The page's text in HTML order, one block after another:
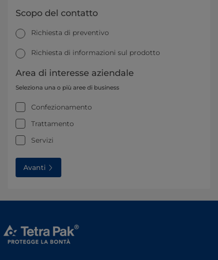
Scopo del contatto
Richiesta di preventivo
Richiesta di informazioni sul prodotto
Area di interesse aziendale
Seleziona una o più aree di business
Confezionamento
Trattamento
Servizi
Avanti